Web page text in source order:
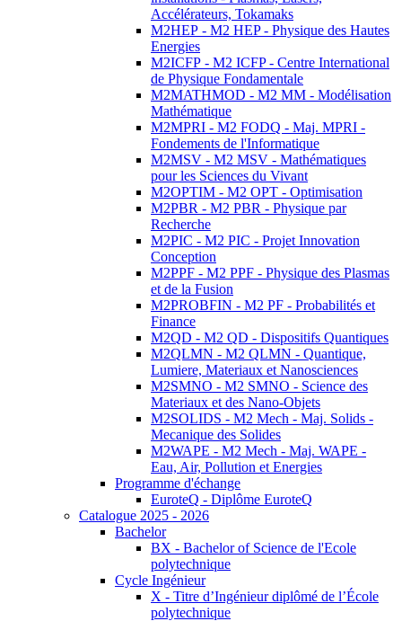
Accélérateurs, Tokamaks
M2HEP - M2 HEP - Physique des Hautes
Energies
M2ICFP - M2 ICFP - Centre International
de Physique Fondamentale
M2MATHMOD - M2 MM - Modélisation
Mathématique
M2MPRI - M2 FODQ - Maj. MPRI -
Fondements de l'Informatique
M2MSV - M2 MSV - Mathématiques
pour les Sciences du Vivant
M2OPTIM - M2 OPT - Optimisation
M2PBR - M2 PBR - Physique par
Recherche
M2PIC - M2 PIC - Projet Innovation
Conception
M2PPF - M2 PPF - Physique des Plasmas
et de la Fusion
M2PROBFIN - M2 PF - Probabilités et
Finance
M2QD - M2 QD - Dispositifs Quantiques
M2QLMN - M2 QLMN - Quantique,
Lumiere, Materiaux et Nanosciences
M2SMNO - M2 SMNO - Science des
Materiaux et des Nano-Objets
M2SOLIDS - M2 Mech - Maj. Solids -
Mecanique des Solides
M2WAPE - M2 Mech - Maj. WAPE -
Eau, Air, Pollution et Energies
Programme d'échange
EuroteQ - Diplôme EuroteQ
Catalogue 2025 - 2026
Bachelor
BX - Bachelor of Science de l'Ecole
polytechnique
Cycle Ingénieur
X - Titre d’Ingénieur diplômé de l’École
polytechnique